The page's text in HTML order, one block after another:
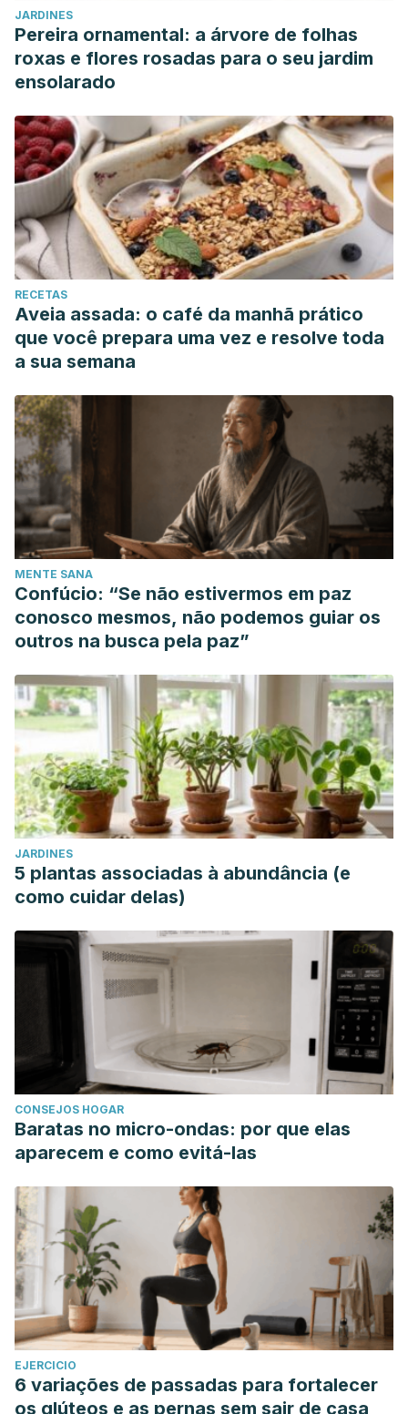
JARDINES
Pereira ornamental: a árvore de folhas
roxas e flores rosadas para o seu jardim
ensolarado
RECETAS
Aveia assada: o café da manhã prático
que você prepara uma vez e resolve toda
a sua semana
MENTE SANA
Confúcio: “Se não estivermos em paz
conosco mesmos, não podemos guiar os
outros na busca pela paz”
JARDINES
5 plantas associadas à abundância (e
como cuidar delas)
CONSEJOS HOGAR
Baratas no micro-ondas: por que elas
aparecem e como evitá-las
EJERCICIO
6 variações de passadas para fortalecer
os glúteos e as pernas sem sair de casa